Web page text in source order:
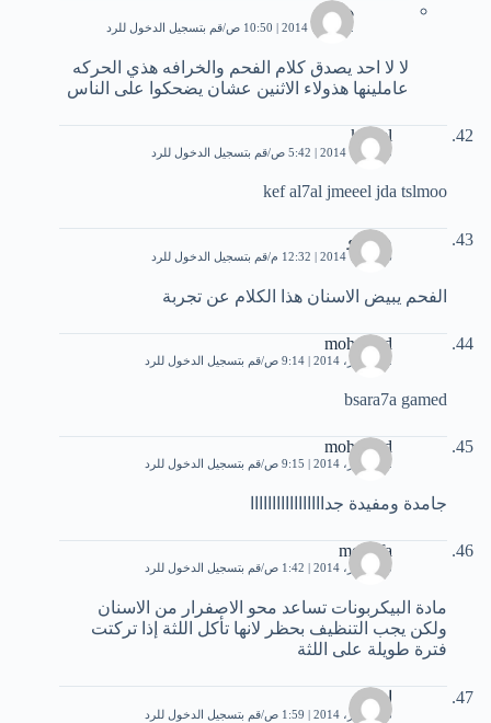
هاشم
2 فبراير، 2014 | 10:50 ص قم بتسجيل الدخول للرد
لا لا احد يصدق كلام الفحم والخرافه هذي الحركه
عاملينها هذولاء الاثنين عشان يضحكوا على الناس
kamel
3 فبراير، 2014 | 5:42 ص قم بتسجيل الدخول للرد
kef al7al jmeeel jda tslmoo
ماداهو
6 فبراير، 2014 | 12:32 م قم بتسجيل الدخول للرد
الفحم يبيض الاسنان هذا الكلام عن تجربة
mohamed
12 فبراير، 2014 | 9:14 ص قم بتسجيل الدخول للرد
bsara7a gamed
mohamed
12 فبراير، 2014 | 9:15 ص قم بتسجيل الدخول للرد
جامدة ومفيدة جدااااااااااااااااا
mostafa
18 فبراير، 2014 | 1:42 ص قم بتسجيل الدخول للرد
مادة البيكربونات تساعد محو الاصفرار من الاسنان
ولكن يجب التنظيف بحظر لانها تأكل اللثة إذا تركتت
فترة طويلة على اللثة
امير
18 فبراير، 2014 | 1:59 ص قم بتسجيل الدخول للرد